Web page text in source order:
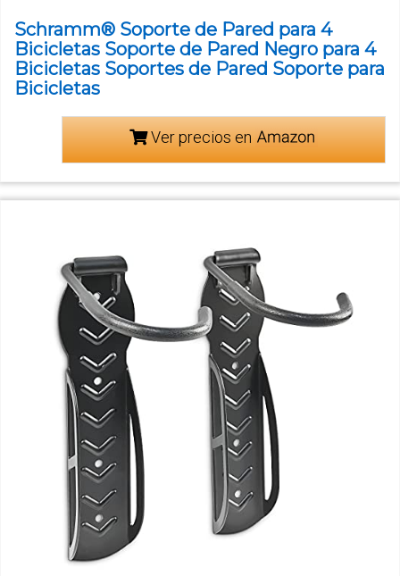
Schramm® Soporte de Pared para 4
Bicicletas Soporte de Pared Negro para 4
Bicicletas Soportes de Pared Soporte para
Bicicletas
Ver precios en